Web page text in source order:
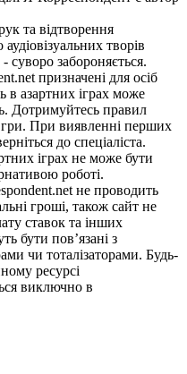
та відтворення
творів
суворо забороняється.
призначені для осіб
в азартних іграх може
Дотримуйтесь правил
гри. При виявленні перших
до спеціаліста.
іграх не може бути
роботі.
не проводить
гроші, також сайт не
ставок та інших
бути пов’язані з
чи тоталізаторами. Будь-
ресурсі
виключно в